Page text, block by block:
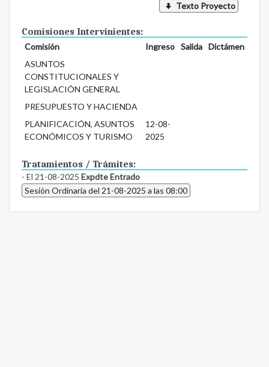
Texto Proyecto
Comisiones Intervinientes:
Comisión Ingreso Salida
Dictámen
ASUNTOS
CONSTITUCIONALES Y
LEGISLACIÓN GENERAL
PRESUPUESTO Y HACIENDA
PLANIFICACIÓN, ASUNTOS
ECONÓMICOS Y TURISMO
12-08-
2025
Tratamientos / Trámites:
- El 21-08-2025 Expdte Entrado
Sesión Ordinaria del 21-08-2025 a las 08:00